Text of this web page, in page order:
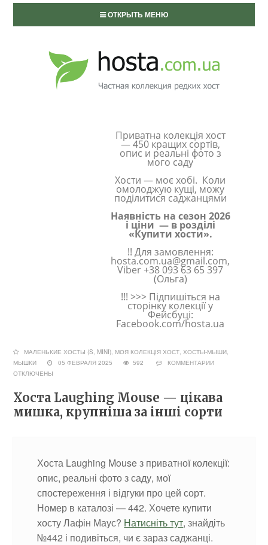
ОТКРЫТЬ МЕНЮ
Приватна колекція хост
— 450 кращих сортів,
опис и реальні фото з
мого саду
Хости — моє хобі. Коли
омолоджую кущі, можу
поділитися саджанцями
Наявність на сезон 2026
і ціни — в розділі
«Купити хости».
!! Для замовлення:
hosta.com.ua@gmail.com,
Viber +38 093 63 65 397
(Ольга)
!!! >>> Підпишіться на
сторінку колекції у
Фейсбуці:
Facebook.com/hosta.ua
МАЛЕНЬКИЕ ХОСТЫ (S, MINI), МОЯ КОЛЕКЦІЯ ХОСТ,ХОСТЫ-МЫШИ,
МЫШКИ
05 ФЕВРАЛЯ 2025 592
КОММЕНТАРИИ
ОТКЛЮЧЕНЫ
Хоста Laughing Mouse — цікава
мишка, крупніша за інші сорти
Хоста Laughing Mouse з приватної колекції:
опис, реальні фото з саду, мої
спостереження і відгуки про цей сорт.
Номер в каталозі — 442. Хочете купити
хосту Лафін Маус? Натисніть тут, знайдіть
№442 і подивіться, чи є зараз саджанці.